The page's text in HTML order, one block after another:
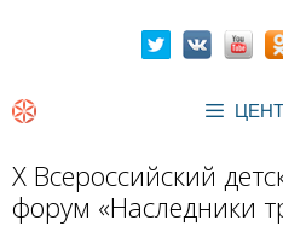
X Всероссийский
форум «Наследники